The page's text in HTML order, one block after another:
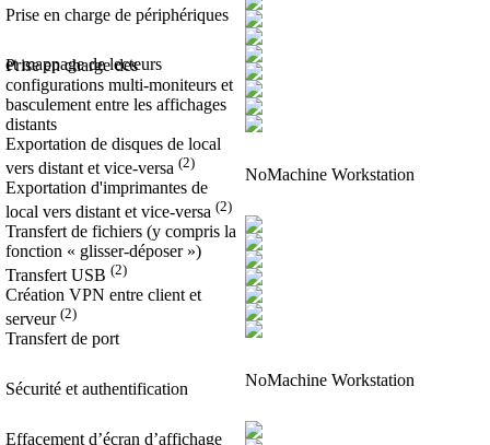
Prise en charge de périphériques
et mappage de lecteurs
Prise en charge des
configurations multi-moniteurs et
basculement entre les affichages
distants
Exportation de disques de local
vers distant et vice-versa (2)
Exportation d'imprimantes de
local vers distant et vice-versa (2)
Transfert de fichiers (y compris la
fonction « glisser-déposer »)
Transfert USB (2)
Création VPN entre client et
serveur (2)
Transfert de port
Sécurité et authentification
Effacement d’écran d’affichage
NoMachine Workstation
NoMachine Workstation